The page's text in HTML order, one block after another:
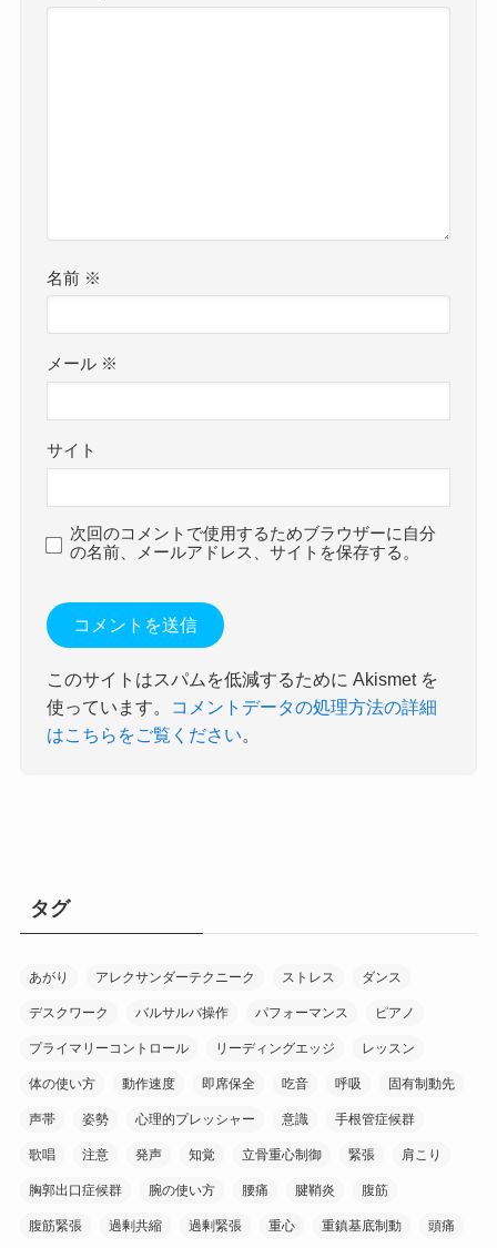
名前 ※
メール ※
サイト
次回のコメントで使用するためブラウザーに自分
の名前、メールアドレス、サイトを保存する。
このサイトはスパムを低減するために Akismet を
使っています。
コメントデータの処理方法の詳細
はこちらをご覧ください。
タグ
あがり アレクサンダーテクニーク ストレス ダンス
デスクワーク バルサルバ操作 パフォーマンス ピアノ
プライマリーコントロール リーディングエッジ レッスン
体の使い方 動作速度 即席保全 吃音 呼吸 固有制動先
声帯 姿勢 心理的プレッシャー 意識 手根管症候群
歌唱 注意 発声 知覚 立骨重心制御 緊張 肩こり
胸郭出口症候群 腕の使い方 腰痛 腱鞘炎 腹筋
腹筋緊張 過剰共縮 過剰緊張 重心 重鎮基底制動 頭痛